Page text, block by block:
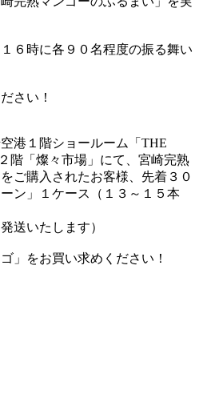
６時に各９０名程度の振る舞い
さい！
港１階ショールーム「THE
階「燦々市場」にて、宮崎完熟
ご購入されたお客様、先着３０
ン」１ケース（１３～１５本
送いたします）
」をお買い求めください！